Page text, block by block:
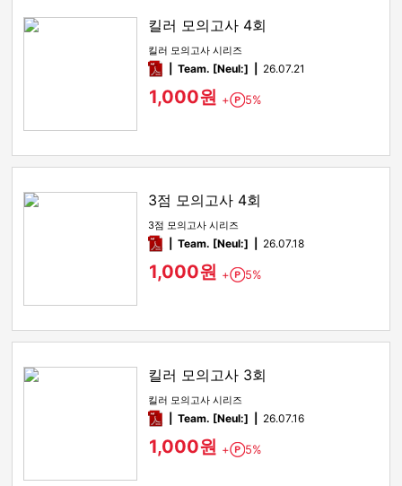
킬러 모의고사 4회
킬러 모의고사 시리즈
pdfTeam. [Neul:] 26.07.21
1,000원 + Point
5%
3점 모의고사 4회
3점 모의고사 시리즈
pdfTeam. [Neul:] 26.07.18
1,000원 + Point
5%
킬러 모의고사 3회
킬러 모의고사 시리즈
pdfTeam. [Neul:] 26.07.16
1,000원 + Point
5%